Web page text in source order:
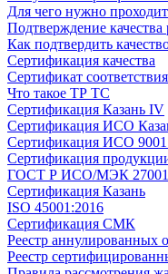
Для чего нужно
Подтверждение
Как подтвердить
Сертификация качества
Сертификат
Что такое ТР ТС
Сертификация Казань IV
Сертификация ИСО
Сертификация ИСО
Сертификация
ГОСТ Р ИСО/МЭК
Сертификация Казань
ISO 45001:2016
Сертификация СМК
Реестр аннулированных
Реестр